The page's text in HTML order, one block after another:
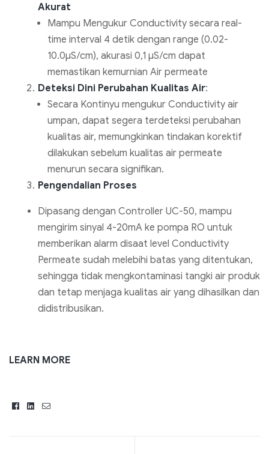
Akurat
Mampu Mengukur Conductivity secara real-
time interval 4 detik dengan range (0.02-
10.0µS/cm), akurasi 0,1 µS/cm dapat
memastikan kemurnian Air permeate
Deteksi Dini Perubahan Kualitas Air:
Secara Kontinyu mengukur Conductivity air
umpan, dapat segera terdeteksi perubahan
kualitas air, memungkinkan tindakan korektif
dilakukan sebelum kualitas air permeate
menurun secara signifikan.
Pengendalian Proses
Dipasang dengan Controller UC-50, mampu
mengirim sinyal 4-20mA ke pompa RO untuk
memberikan alarm disaat level Conductivity
Permeate sudah melebihi batas yang ditentukan,
sehingga tidak mengkontaminasi tangki air produk
dan tetap menjaga kualitas air yang dihasilkan dan
didistribusikan.
LEARN MORE
FacebookLinkedin
Email